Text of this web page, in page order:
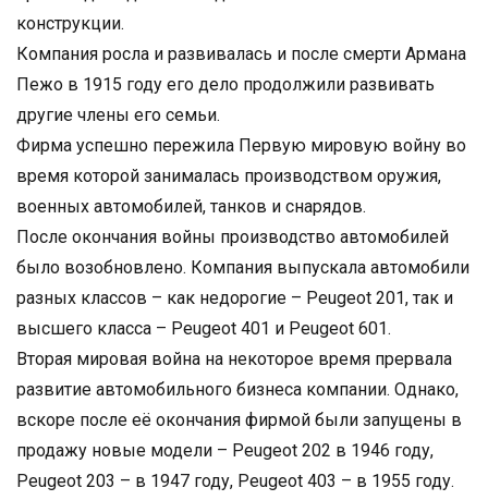
конструкции.
Компания росла и развивалась и после смерти Армана
Пежо в 1915 году его дело продолжили развивать
другие члены его семьи.
Фирма успешно пережила Первую мировую войну во
время которой занималась производством оружия,
военных автомобилей, танков и снарядов.
После окончания войны производство автомобилей
было возобновлено. Компания выпускала автомобили
разных классов – как недорогие – Peugeot 201, так и
высшего класса – Peugeot 401 и Peugeot 601.
Вторая мировая война на некоторое время прервала
развитие автомобильного бизнеса компании. Однако,
вскоре после её окончания фирмой были запущены в
продажу новые модели – Peugeot 202 в 1946 году,
Peugeot 203 – в 1947 году, Peugeot 403 – в 1955 году.